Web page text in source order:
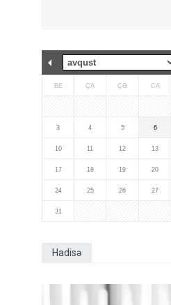
BE ÇA ÇƏ CA
3 4 5 6
10 11 12 13
17 18 19 20
24 25 26 27
31
Hadisə